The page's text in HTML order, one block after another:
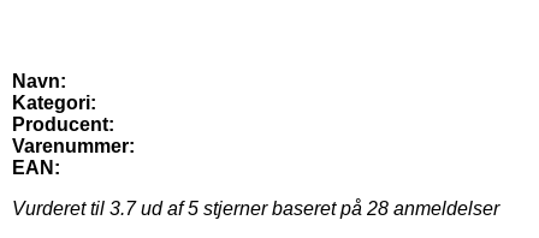
Navn:
Kategori:
Producent:
Varenummer:
EAN:
Vurderet til 3.7ud af 5 stjerner baseret på 28 anmeldelser